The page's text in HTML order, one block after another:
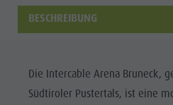
Orte & Umgebung
Highlight Events
Alle Events
Themenwege
Golf
Klettern
Mobilität vor Ort
Anreise
Webcams
Stadtführungen
Highlight Events
Must-sees
BESCHREIBUNG
Die Intercable Arena Bruneck,
Südtiroler Pustertals, ist eine